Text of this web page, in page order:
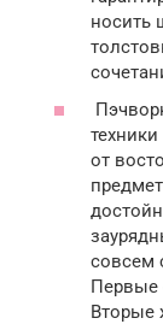
носить
от
совсем
Первые
Вторые